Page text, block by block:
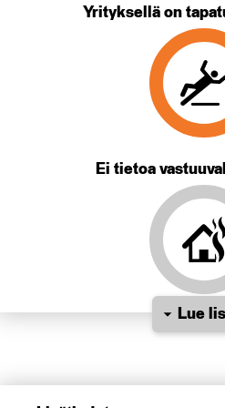
Yrityksellä on
Ei tietoa
Lue